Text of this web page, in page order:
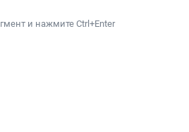
и нажмите Ctrl+Enter